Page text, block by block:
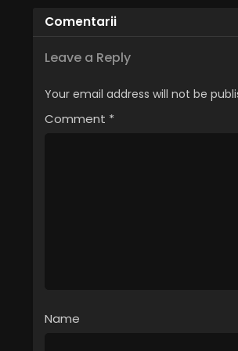
Comentarii
Leave a Reply
Your email address will not be
Comment *
Name